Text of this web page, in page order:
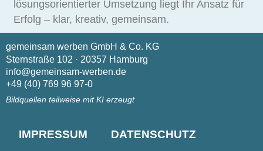
lösungsorientierter Umsetzung liegt Ihr Ansatz für
Erfolg – klar, kreativ, gemeinsam.
gemeinsam werben GmbH & Co. KG
Sternstraße 102 · 20357 Hamburg
info@gemeinsam-werben.de
+49 (40) 769 96 97-0
Bildquellen teilweise mit KI erzeugt
IMPRESSUM
DATENSCHUTZ